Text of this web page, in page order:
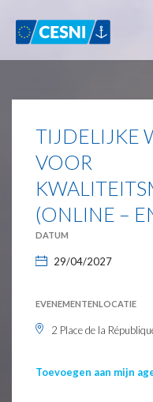
TIJDELIJKE
VOOR
(ONLINE –
DATUM
29/04/2027
EVENEMENTENLOCATIE
2 Place de la
Toevoegen aan mijn